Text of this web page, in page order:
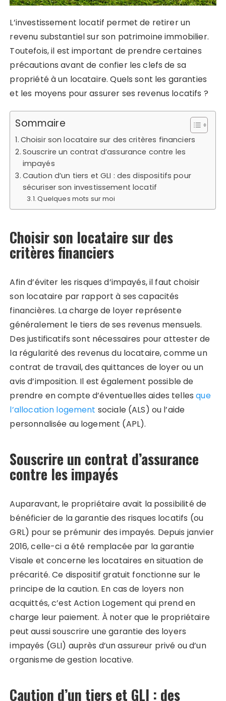
L’investissement locatif permet de retirer un
revenu substantiel sur son patrimoine immobilier.
Toutefois, il est important de prendre certaines
précautions avant de confier les clefs de sa
propriété à un locataire. Quels sont les garanties
et les moyens pour assurer ses revenus locatifs ?
Sommaire
Choisir son locataire sur des critères financiers
Souscrire un contrat d’assurance contre les
impayés
Caution d’un tiers et GLI : des dispositifs pour
sécuriser son investissement locatif
Quelques mots sur moi
Choisir son locataire sur des
critères financiers
Afin d’éviter les risques d’impayés, il faut choisir
son locataire par rapport à ses capacités
financières. La charge de loyer représente
généralement le tiers de ses revenus mensuels.
Des justificatifs sont nécessaires pour attester de
la régularité des revenus du locataire, comme un
contrat de travail, des quittances de loyer ou un
avis d’imposition. Il est également possible de
prendre en compte d’éventuelles aides tellesque
l’allocation logement sociale (ALS) ou l’aide
personnalisée au logement (APL).
Souscrire un contrat d’assurance
contre les impayés
Auparavant, le propriétaire avait la possibilité de
bénéficier de la garantie des risques locatifs (ou
GRL) pour se prémunir des impayés. Depuis janvier
2016, celle-ci a été remplacée par la garantie
Visale et concerne les locataires en situation de
précarité. Ce dispositif gratuit fonctionne sur le
principe de la caution. En cas de loyers non
acquittés, c’est Action Logement qui prend en
charge leur paiement. À noter que le propriétaire
peut aussi souscrire une garantie des loyers
impayés (GLI) auprès d’un assureur privé ou d’un
organisme de gestion locative.
Caution d’un tiers et GLI : des